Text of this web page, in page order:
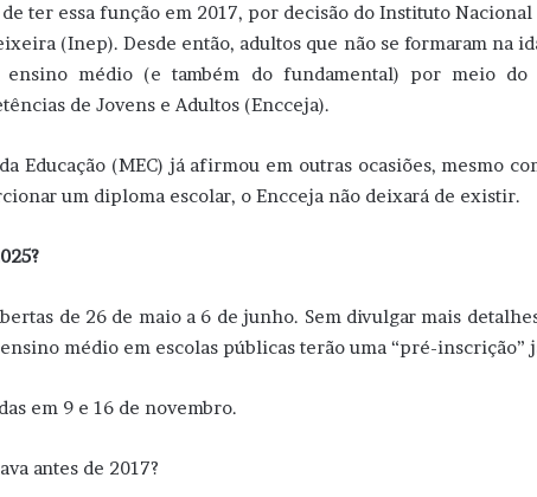
ter essa função em 2017, por decisão do Instituto Nacional
(Inep). Desde então, adultos que não se formaram na
médio (e também do fundamental) por meio do
de Jovens e Adultos (Encceja).
Educação (MEC) já afirmou em outras ocasiões, mesmo
um diploma escolar, o Encceja não deixará de existir.
de 26 de maio a 6 de junho. Sem divulgar mais
médio em escolas públicas terão uma “pré-inscrição”
em 9 e 16 de novembro.
antes de 2017?